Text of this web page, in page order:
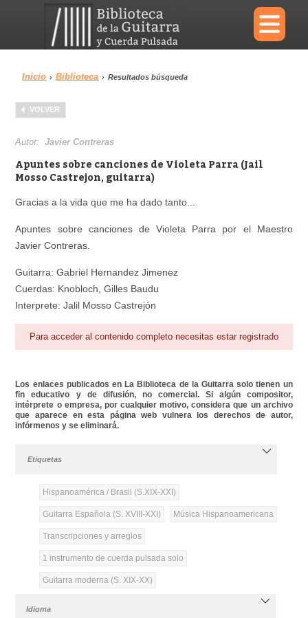
×
Menu
Biblioteca
Área personal
Inicio › Biblioteca › Resultados búsqueda
VOLVER
Autor:Javier Contreras
Apuntes sobre canciones de Violeta Parra (Jail
Mosso Castrejon, guitarra)
Gracias a la vida que me ha dado tanto...
Apuntes sobre canciones de Violeta Parra por el Maestro
Javier Contreras.
Guitarra: Gabriel Hernandez Jimenez
Cuerdas: Knobloch, Gilles Baudu
Interprete: Jalil Mosso Castrejón
Para acceder al contenido completo necesitas estar registrado
Los enlaces publicados en La Biblioteca de la Guitarra solo tienen un
fin educativo y de difusión, no comercial. Si algún compositor,
intérprete o empresa, por cualquier motivo, considera que un archivo
que aparece en esta página web vulnera los derechos de autor,
infórmenos y se eliminará.
Etiquetas
Hispanoamérica / Brasil (S.XIX-XXI)
Guitarra Española (S. XVIII-XXI) Música Hispanoamericana
Transcripciones y arreglos
1 instrumento de cuerda pulsada solo
Guitarra moderna (S. XIX-XX)
Idioma